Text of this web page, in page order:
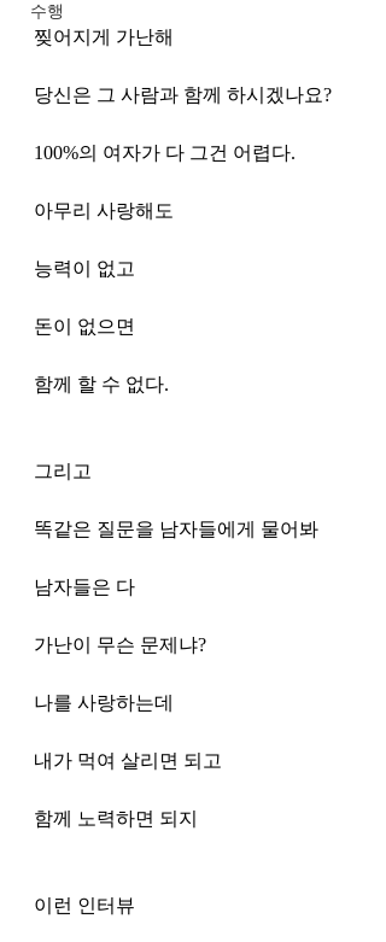
수행
찢어지게 가난해
당신은 그 사람과 함께 하시겠나요?
100%의 여자가 다 그건 어렵다.
아무리 사랑해도
능력이 없고
돈이 없으면
함께 할 수 없다.
그리고
똑같은 질문을 남자들에게 물어봐
남자들은 다
가난이 무슨 문제냐?
나를 사랑하는데
내가 먹여 살리면 되고
함께 노력하면 되지
이런 인터뷰